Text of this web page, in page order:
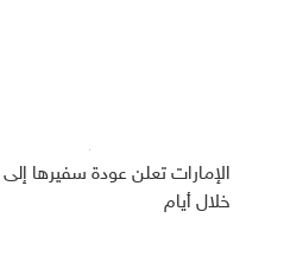
الإمارات تعلن عودة سفيرها إلى
خلال أيام